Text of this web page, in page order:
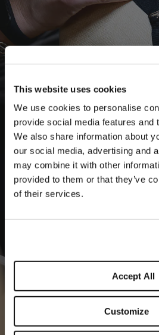
This website uses cookies
We use cookies to personalise
provide social media features and
We also share information about
our social media, advertising and
may combine it with other
provided to them or that they’ve
of their services.
Accept All
Customize
PLEASE CHOOSE YOUR
We detected that you are browsing